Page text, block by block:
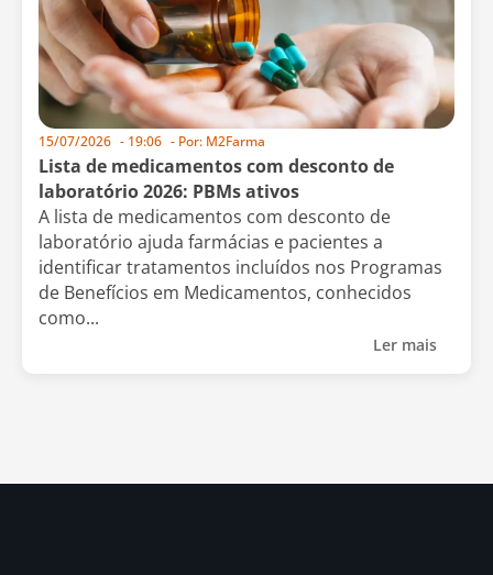
15/07/2026 - 19:06 - Por: M2Farma
Lista de medicamentos com desconto de
laboratório 2026: PBMs ativos
A lista de medicamentos com desconto de
laboratório ajuda farmácias e pacientes a
identificar tratamentos incluídos nos Programas
de Benefícios em Medicamentos, conhecidos
como...
Ler mais